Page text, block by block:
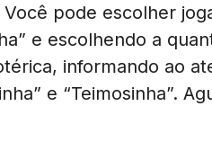
pode escolher
e escolhendo a
informando ao
e “Teimosinha”.